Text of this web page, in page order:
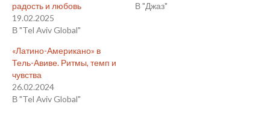
радость и любовь
19.02.2025
В "Tel Aviv Global"
В "Джаз"
«Латино-Американо» в
Тель-Авиве. Ритмы, темп и
чувства
26.02.2024
В "Tel Aviv Global"